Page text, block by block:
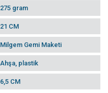
275 gram
21 CM
Milgem Gemi Maketi
Ahşa, plastik
6,5 CM